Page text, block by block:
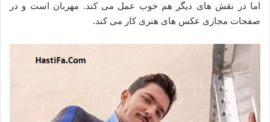
اما در نقش های دیگر هم خوب عمل می کند. مهربان است و در
صفحات مجازی عکس های هنری کار می کند.